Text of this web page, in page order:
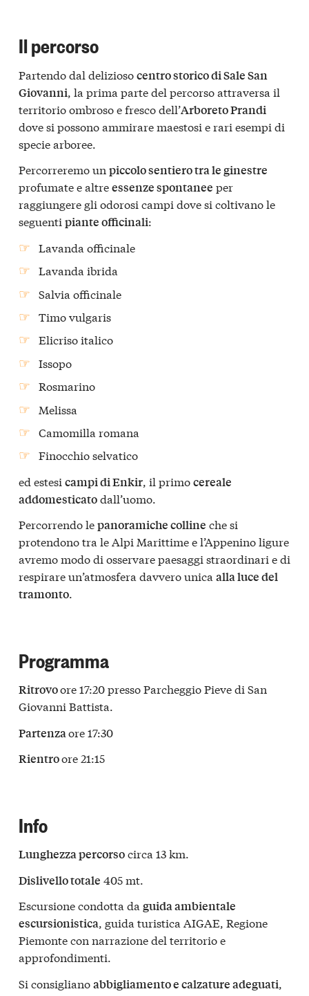
Il percorso
Partendo dal deliziosocentro storico di Sale San
Giovanni , la prima parte del percorso attraversa il
territorio ombroso e fresco dell’Arboreto Prandi
dove si possono ammirare maestosi e rari esempi di
specie arboree.
Percorreremo un piccolo sentiero tra le ginestre
profumate e altreessenze spontanee per
raggiungere gli odorosi campi dove si coltivano le
seguenti piante officinali:
Lavanda officinale
Lavanda ibrida
Salvia officinale
Timo vulgaris
Elicriso italico
Issopo
Rosmarino
Melissa
Camomilla romana
Finocchio selvatico
ed estesi campi di Enkir, il primocereale
addomesticatodall’uomo.
Percorrendo lepanoramiche colline che si
protendono tra le Alpi Marittime e l’Appenino ligure
avremo modo di osservare paesaggi straordinari e di
respirare un’atmosfera davvero unica alla luce del
tramonto.
Programma
Ritrovoore 17:20 presso Parcheggio Pieve di San
Giovanni Battista.
Partenzaore 17:30
Rientroore 21:15
Info
Lunghezza percorsocirca 13 km.
Dislivello totale 405 mt.
Escursione condotta da guida ambientale
escursionistica, guida turistica AIGAE, Regione
Piemonte con narrazione del territorio e
approfondimenti.
Si consiglianoabbigliamento e calzature adeguati,